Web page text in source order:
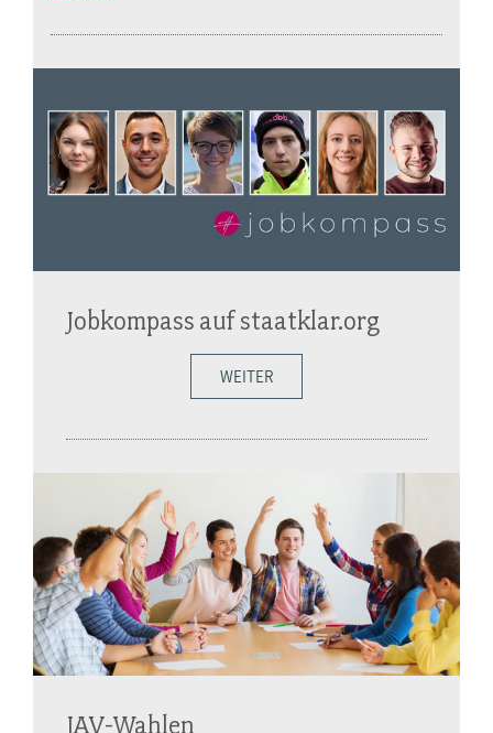
Jobkompass auf staatklar.org
WEITER
JAV-Wahlen